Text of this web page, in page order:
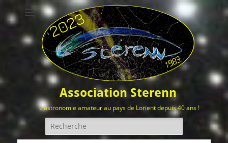
Association Sterenn
L'astronomie amateur au pays de Lorient depuis 40 ans !
Rechercher :